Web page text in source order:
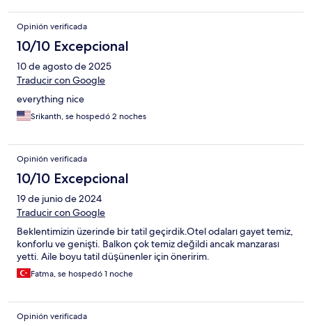
Opinión verificada
10/10 Excepcional
10 de agosto de 2025
Traducir con Google
everything nice
Srikanth, se hospedó 2 noches
Opinión verificada
10/10 Excepcional
19 de junio de 2024
Traducir con Google
Beklentimizin üzerinde bir tatil geçirdik.Otel odaları gayet temiz,
konforlu ve genişti. Balkon çok temiz değildi ancak manzarası
yetti. Aile boyu tatil düşünenler için öneririm.
Fatma, se hospedó 1 noche
Opinión verificada